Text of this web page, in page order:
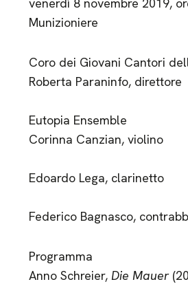
Munizioniere
Coro dei Giovani Cantori
Roberta Paraninfo, direttore
Eutopia Ensemble
Corinna Canzian, violino
Edoardo Lega, clarinetto
Federico Bagnasco,
Programma
Anno Schreier, Die Mauer